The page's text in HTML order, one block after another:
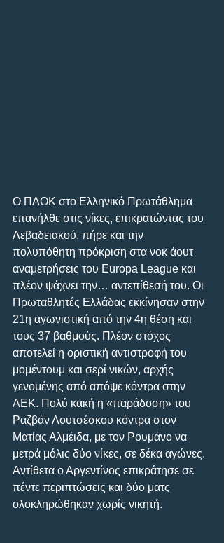
Ο ΠΑΟΚ στο Ελληνικό Πρωτάθλημα
επανήλθε στις νίκες, επικρατώντας του
Λεβαδειακού, πήρε και την
πολυπόθητη πρόκριση στα νοκ άουτ
αναμετρήσεις του Europa League και
πλέον ψάχνει την… αντεπίθεσή του. Οι
Πρωταθλητές Ελλάδας εκκίνησαν στην
21η αγωνιστική από την 4η θέση και
τους 37 βαθμούς. Πλέον στόχος
αποτελεί η οριστική αντιστροφή του
μομέντουμ και σερί νικών, αρχής
γενομένης από απόψε κόντρα στην
ΑΕΚ. Πολύ κακή η «παράδοση» του
Ραζβάν Λουτσέσκου κόντρα στον
Ματίας Αλμέιδα, με τον Ρουμάνο να
μετρά μόλις δύο νίκες, σε δέκα αγώνες.
Αντίθετα ο Αργεντίνος επικράτησε σε
πέντε περιπτώσεις και δύο ματς
ολοκληρώθηκαν χωρίς νικητή.